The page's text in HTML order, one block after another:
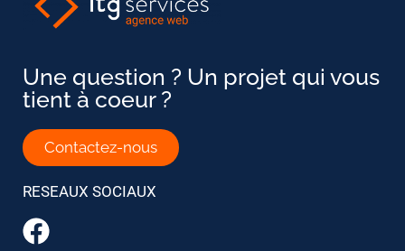
Une question ? Un projet qui vous
tient à coeur ?
Contactez-nous
RESEAUX SOCIAUX